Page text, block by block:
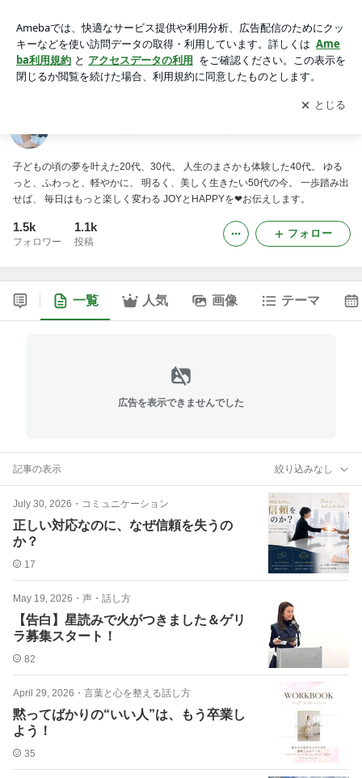
アプリをダウンロードして ブログの更新通知
を受け取りまし
ょう。
開く
子どもの頃の夢を叶えた20代、30代。 人生のまさかも体験した40代。 ゆる
っと、ふわっと、軽やかに、 明るく、美しく生きたい50代の今。 一歩踏み出
せば、 毎日はもっと楽しく変わる JOYとHAPPYを❤お伝えします。
1.5k
フォロワー
1.1k
投稿
フォロー
一覧 人気 画像 テーマ
広告を表示できませんでした
記事の表示 絞り込みなし
July 30, 2026 ・ コミュニケーション
正しい対応なのに、なぜ信頼を失うの
か？
17
May 19, 2026 ・ 声・話し方
【告白】星読みで火がつきました＆ゲリ
ラ募集スタート！
82
April 29, 2026 ・ 言葉と心を整える話し方
黙ってばかりの“いい人”は、もう卒業し
よう！
35